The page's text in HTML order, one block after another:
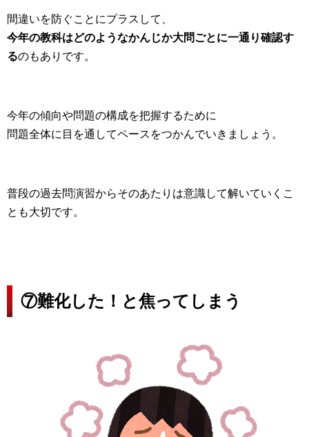
間違いを防ぐことにプラスして、
今年の教科はどのようなかんじか大問ごとに一通り確認す
るのもありです。
今年の傾向や問題の構成を把握するために
問題全体に目を通してペースをつかんでいきましょう。
普段の過去問演習からそのあたりは意識して解いていくこ
とも大切です。
⑦難化した！と焦ってしまう